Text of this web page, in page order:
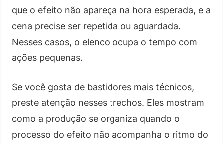
que o efeito não apareça na hora esperada, e a
cena precise ser repetida ou aguardada.
Nesses casos, o elenco ocupa o tempo com
ações pequenas.
Se você gosta de bastidores mais técnicos,
preste atenção nesses trechos. Eles mostram
como a produção se organiza quando o
processo do efeito não acompanha o ritmo do